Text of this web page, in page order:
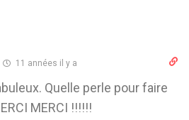
11 années il y a
Quelle perle pour faire
MERCI !!!!!!